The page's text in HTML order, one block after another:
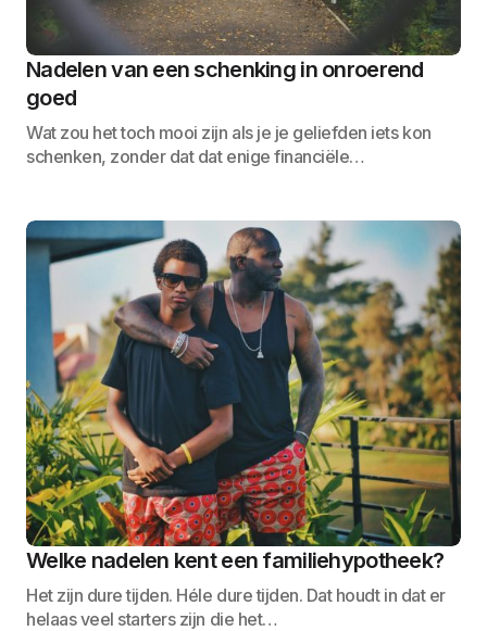
Nadelen van een schenking in onroerend
goed
Wat zou het toch mooi zijn als je je geliefden iets kon
schenken, zonder dat dat enige financiële…
Welke nadelen kent een familiehypotheek?
Het zijn dure tijden. Héle dure tijden. Dat houdt in dat er
helaas veel starters zijn die het…